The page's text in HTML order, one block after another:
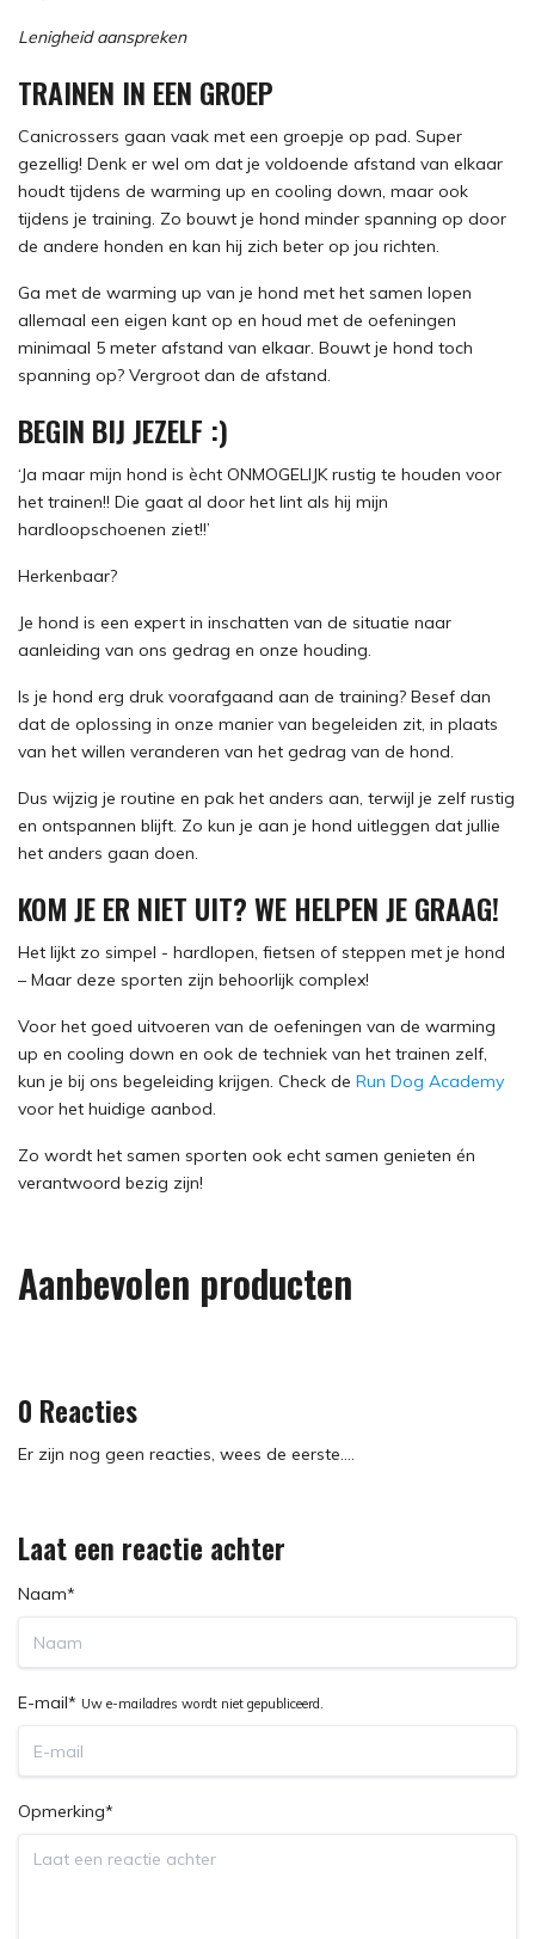
Lenigheid aanspreken
TRAINEN IN EEN GROEP
Canicrossers gaan vaak met een groepje op pad. Super
gezellig! Denk er wel om dat je voldoende afstand van elkaar
houdt tijdens de warming up en cooling down, maar ook
tijdens je training. Zo bouwt je hond minder spanning op door
de andere honden en kan hij zich beter op jou richten.
Ga met de warming up van je hond met het samen lopen
allemaal een eigen kant op en houd met de oefeningen
minimaal 5 meter afstand van elkaar. Bouwt je hond toch
spanning op? Vergroot dan de afstand.
BEGIN BIJ JEZELF :)
‘Ja maar mijn hond is ècht ONMOGELIJK rustig te houden voor
het trainen!! Die gaat al door het lint als hij mijn
hardloopschoenen ziet!!’
Herkenbaar?
Je hond is een expert in inschatten van de situatie naar
aanleiding van ons gedrag en onze houding.
Is je hond erg druk voorafgaand aan de training? Besef dan
dat de oplossing in onze manier van begeleiden zit, in plaats
van het willen veranderen van het gedrag van de hond.
Dus wijzig je routine en pak het anders aan, terwijl je zelf rustig
en ontspannen blijft. Zo kun je aan je hond uitleggen dat jullie
het anders gaan doen.
KOM JE ER NIET UIT? WE HELPEN JE GRAAG!
Het lijkt zo simpel - hardlopen, fietsen of steppen met je hond
– Maar deze sporten zijn behoorlijk complex!
Voor het goed uitvoeren van de oefeningen van de warming
up en cooling down en ook de techniek van het trainen zelf,
kun je bij ons begeleiding krijgen. Check de Run Dog Academy
voor het huidige aanbod.
Zo wordt het samen sporten ook echt samen genieten én
verantwoord bezig zijn!
Aanbevolen producten
0 Reacties
Er zijn nog geen reacties, wees de eerste....
Laat een reactie achter
Naam*
E-mail* Uw e-mailadres wordt niet gepubliceerd.
Opmerking*